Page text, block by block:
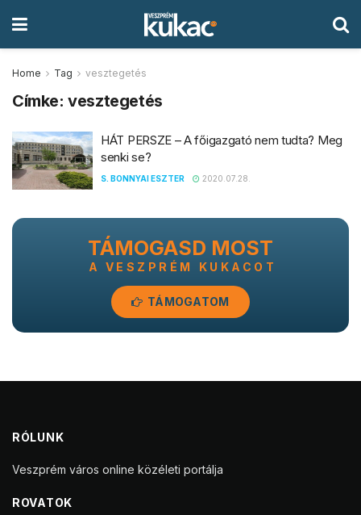
Home Tag vesztegetés
Címke:vesztegetés
HÁT PERSZE – A főigazgató nem tudta? Meg
senki se?
S. BONNYAI ESZTER 2020.07.28.
TÁMOGASD MOST
A VESZPRÉM KUKACOT
TÁMOGATOM
RÓLUNK
Veszprém város online közéleti portálja
ROVATOK